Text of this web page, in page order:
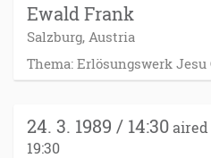
Ewald Frank
Salzburg, Austria
Thema: Erlösungswerk
24. 3. 1989 / 14:30 aired
19:30